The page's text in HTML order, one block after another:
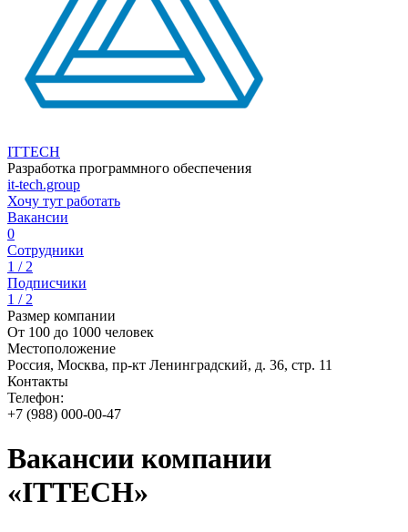
ITTECH
Разработка программного обеспечения
it-tech.group
Хочу тут работать
Вакансии
0
Сотрудники
1 / 2
Подписчики
1 / 2
Размер компании
От 100 до 1000 человек
Местоположение
Россия, Москва, пр-кт Ленинградский, д. 36, стр. 11
Контакты
Телефон:
+7 (988) 000-00-47
Вакансии компании
«ITTECH»